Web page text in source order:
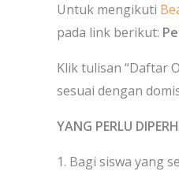
Untuk mengikuti
pada link berikut:
Klik tulisan “Daftar
sesuai dengan
YANG PERLU
1. Bagi siswa yang